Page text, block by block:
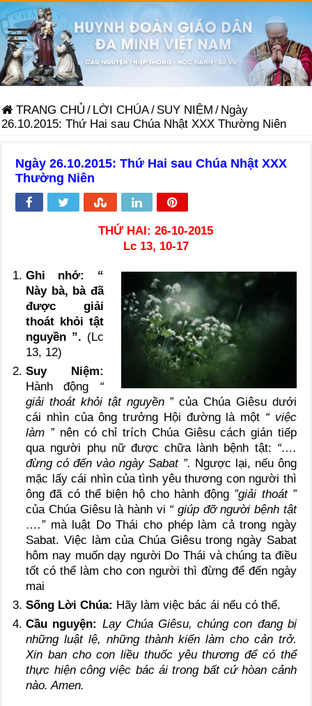
TRANG CHỦ / LỜI CHÚA/ SUY NIỆM / Ngày
26.10.2015: Thứ Hai sau Chúa Nhật XXX Thường Niên
Ngày 26.10.2015: Thứ Hai sau Chúa Nhật XXX
Thường Niên
THỨ HAI: 26-10-2015
Lc 13, 10-17
Ghi nhớ: “
Này bà, bà đã
được giải
thoát khỏi tật
nguyền ”. (Lc
13, 12)
Suy Niệm:
Hành động “
giải thoát khỏi tật nguyền ”của Chúa Giêsu dưới
cái nhìn của ông trưởng Hội đường là một “ việc
làm ”nên có chỉ trích Chúa Giêsu cách gián tiếp
qua người phụ nữ được chữa lành bệnh tật: “….
đừng có đến vào ngày Sabat ”. Ngược lại, nếu ông
mặc lấy cái nhìn của tình yêu thương con người thì
ông đã có thể biện hộ cho hành động ”giải thoát ”
của Chúa Giêsu là hành vi “ giúp đỡ người bệnh tật
….”mà luật Do Thái cho phép làm cả trong ngày
Sabat. Việc làm của Chúa Giêsu trong ngày Sabat
hôm nay muốn dạy người Do Thái và chúng ta điều
tốt có thể làm cho con người thì đừng để đến ngày
mai
Sống Lời Chúa: Hãy làm việc bác ái nếu có thể.
Cầu nguyện: Lạy Chúa Giêsu, chúng con đang bị
những luật lệ, những thành kiến làm cho cản trở.
Xin ban cho con liều thuốc yêu thương để có thể
thực hiện công việc bác ái trong bất cứ hòan cảnh
nào. Amen.